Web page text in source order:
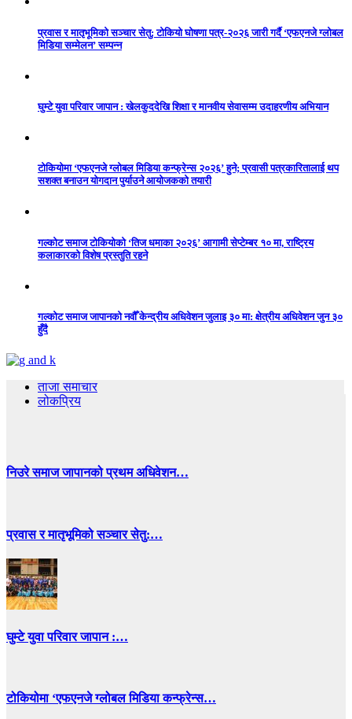
प्रवास र मातृभूमिको सञ्चार सेतु: टोकियो घोषणा पत्र-२०२६ जारी गर्दै ‘एफएनजे ग्लोबल
मिडिया सम्मेलन’ सम्पन्न
घुम्टे युवा परिवार जापान : खेलकुददेखि शिक्षा र मानवीय सेवासम्म उदाहरणीय अभियान
टोकियोमा ‘एफएनजे ग्लोबल मिडिया कन्फ्रेन्स २०२६’ हुने; प्रवासी पत्रकारितालाई थप
सशक्त बनाउन योगदान पुर्याउने आयोजकको तयारी
गल्कोट समाज टोकियोको ‘तिज धमाका २०२६’ आगामी सेप्टेम्बर १० मा, राष्ट्रिय
कलाकारको विशेष प्रस्तुति रहने
गल्कोट समाज जापानको नवौँ केन्द्रीय अधिवेशन जुलाइ ३० मा: क्षेत्रीय अधिवेशन जुन ३०
हुँदै
ताजा समाचार
लोकप्रिय
निउरे समाज जापानको प्रथम अधिवेशन…
प्रवास र मातृभूमिको सञ्चार सेतु:…
घुम्टे युवा परिवार जापान :…
टोकियोमा ‘एफएनजे ग्लोबल मिडिया कन्फ्रेन्स…